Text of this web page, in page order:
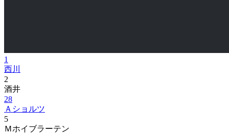
1
西川
2
酒井
28
Ａショルツ
5
Ｍホイブラーテン